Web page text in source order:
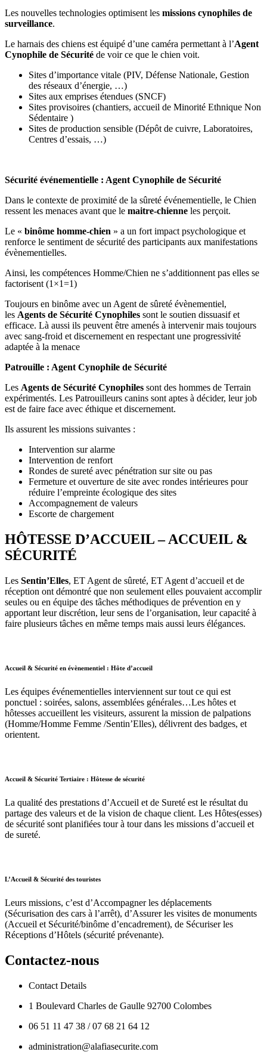
Les nouvelles technologies optimisent les missions cynophiles de
surveillance.
Le harnais des chiens est équipé d’une caméra permettant à l’Agent
Cynophile de Sécurité de voir ce que le chien voit.
Sites d’importance vitale (PIV, Défense Nationale, Gestion
des réseaux d’énergie, …)
Sites aux emprises étendues (SNCF)
Sites provisoires (chantiers, accueil de Minorité Ethnique Non
Sédentaire )
Sites de production sensible (Dépôt de cuivre, Laboratoires,
Centres d’essais, …)
Sécurité événementielle : Agent Cynophile de Sécurité
Dans le contexte de proximité de la sûreté événementielle, le Chien
ressent les menaces avant que le maitre-chienne les perçoit.
Le « binôme homme-chien » a un fort impact psychologique et
renforce le sentiment de sécurité des participants aux manifestations
évènementielles.
Ainsi, les compétences Homme/Chien ne s’additionnent pas elles se
factorisent (1×1=1)
Toujours en binôme avec un Agent de sûreté évènementiel,
les Agents de Sécurité Cynophiles sont le soutien dissuasif et
efficace. Là aussi ils peuvent être amenés à intervenir mais toujours
avec sang-froid et discernement en respectant une progressivité
adaptée à la menace
Patrouille : Agent Cynophile de Sécurité
Les Agents de Sécurité Cynophiles sont des hommes de Terrain
expérimentés. Les Patrouilleurs canins sont aptes à décider, leur job
est de faire face avec éthique et discernement.
Ils assurent les missions suivantes :
Intervention sur alarme
Intervention de renfort
Rondes de sureté avec pénétration sur site ou pas
Fermeture et ouverture de site avec rondes intérieures pour
réduire l’empreinte écologique des sites
Accompagnement de valeurs
Escorte de chargement
HÔTESSE D’ACCUEIL – ACCUEIL &
SÉCURITÉ
Les Sentin’Elles, ET Agent de sûreté, ET Agent d’accueil et de
réception ont démontré que non seulement elles pouvaient accomplir
seules ou en équipe des tâches méthodiques de prévention en y
apportant leur discrétion, leur sens de l’organisation, leur capacité à
faire plusieurs tâches en même temps mais aussi leurs élégances.
Accueil & Sécurité en évènementiel : Hôte d’accueil
Les équipes événementielles interviennent sur tout ce qui est
ponctuel : soirées, salons, assemblées générales…Les hôtes et
hôtesses accueillent les visiteurs, assurent la mission de palpations
(Homme/Homme Femme /Sentin’Elles), délivrent des badges, et
orientent.
Accueil & Sécurité Tertiaire : Hôtesse de sécurité
La qualité des prestations d’Accueil et de Sureté est le résultat du
partage des valeurs et de la vision de chaque client. Les Hôtes(esses)
de sécurité sont planifiées tour à tour dans les missions d’accueil et
de sureté.
L’Accueil & Sécurité des touristes
Leurs missions, c’est d’Accompagner les déplacements
(Sécurisation des cars à l’arrêt), d’Assurer les visites de monuments
(Accueil et Sécurité/binôme d’encadrement), de Sécuriser les
Réceptions d’Hôtels (sécurité prévenante).
Contactez-nous
Contact Details
1 Boulevard Charles de Gaulle 92700 Colombes
06 51 11 47 38 / 07 68 21 64 12
administration@alafiasecurite.com